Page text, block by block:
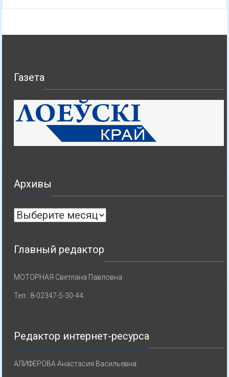
Газета
Архивы
Архивы
Главный редактор
МОТОРНАЯ Светлана Павловна
Тел.: 8-02347-5-30-44.
Редактор интернет-ресурса
АЛИФЕРОВА Анастасия Васильевна